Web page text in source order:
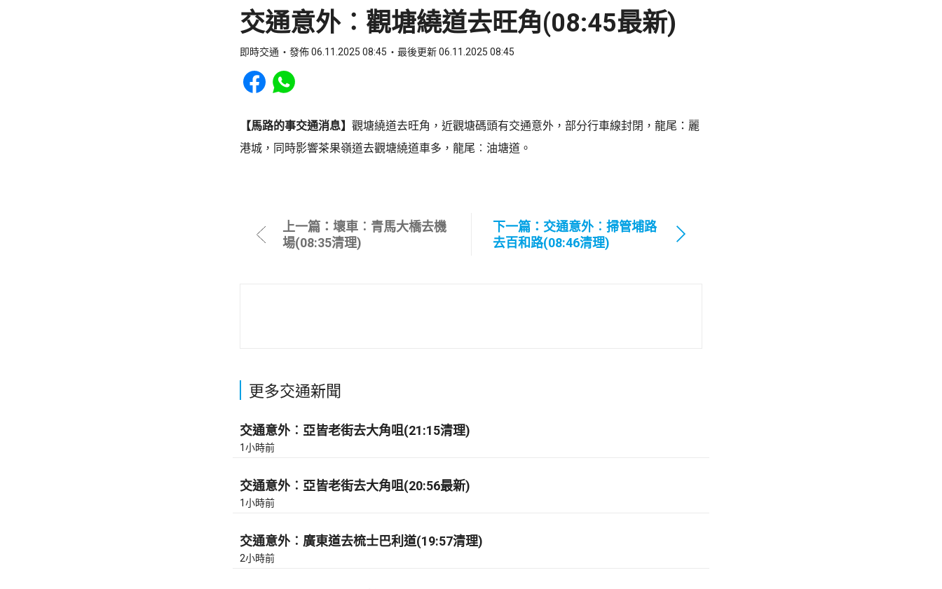
交通意外︰觀塘繞道去旺角(08:45最新)
即時交通 發佈 06.11.2025 08:45 最後更新 06.11.2025 08:45
Share to Facebook
Share to WhatsApp
【馬路的事交通消息】 觀塘繞道去旺角，近觀塘碼頭有交通意外，部分行車線封閉，龍尾：麗
港城，同時影響茶果嶺道去觀塘繞道車多，龍尾︰油塘道。
上一篇：壞車︰青馬大橋去機
場(08:35清理)
下一篇：交通意外︰掃管埔路
去百和路(08:46清理)
更多交通新聞
交通意外︰亞皆老街去大角咀(21:15清理)
1小時前
交通意外︰亞皆老街去大角咀(20:56最新)
1小時前
交通意外︰廣東道去梳士巴利道(19:57清理)
2小時前